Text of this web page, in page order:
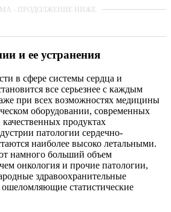
и ее устранения
в сфере системы сердца и
все серьезнее с каждым
при всех возможностях медицины
оборудовании, современных
продуктах
патологии сердечно-
наиболее высоко летальными.
намного больший объем
онкология и прочие патологии,
здравоохранительные
статистические